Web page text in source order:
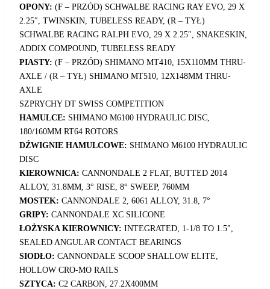
OPONY: (F – PRZÓD) SCHWALBE RACING RAY EVO, 29 X
2.25″, TWINSKIN, TUBELESS READY, (R – TYŁ)
SCHWALBE RACING RALPH EVO, 29 X 2.25″, SNAKESKIN,
ADDIX COMPOUND, TUBELESS READY
PIASTY: (F – PRZÓD) SHIMANO MT410, 15X110MM THRU-
AXLE / (R – TYŁ) SHIMANO MT510, 12X148MM THRU-
AXLE
SZPRYCHY DT SWISS COMPETITION
HAMULCE: SHIMANO M6100 HYDRAULIC DISC,
180/160MM RT64 ROTORS
DŹWIGNIE HAMULCOWE: SHIMANO M6100 HYDRAULIC
DISC
KIEROWNICA: CANNONDALE 2 FLAT, BUTTED 2014
ALLOY, 31.8MM, 3° RISE, 8° SWEEP, 760MM
MOSTEK: CANNONDALE 2, 6061 ALLOY, 31.8, 7°
GRIPY: CANNONDALE XC SILICONE
ŁOŻYSKA KIEROWNICY: INTEGRATED, 1-1/8 TO 1.5″,
SEALED ANGULAR CONTACT BEARINGS
SIODŁO: CANNONDALE SCOOP SHALLOW ELITE,
HOLLOW CRO-MO RAILS
SZTYCA: C2 CARBON, 27.2X400MM